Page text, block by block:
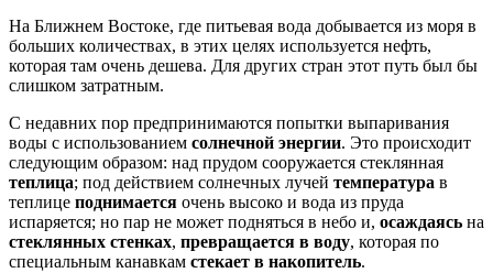
На Ближнем Востоке, где питьевая вода добывается из моря в
больших количествах, в этих целях используется нефть,
которая там очень дешева. Для других стран этот путь был бы
слишком затратным.
С недавних пор предпринимаются попытки выпаривания
воды с использованием солнечной энергии. Это происходит
следую­щим образом: над прудом сооружается стеклянная
теплица; под действием солнечных лучей температура в
теплице поднимается очень высоко и вода из пруда
испаряется; но пар не может под­няться в небо и, осаждаясь на
стеклянных стенках, превраща­ется в воду, которая по
специальным канавкам стекает в нако­питель.